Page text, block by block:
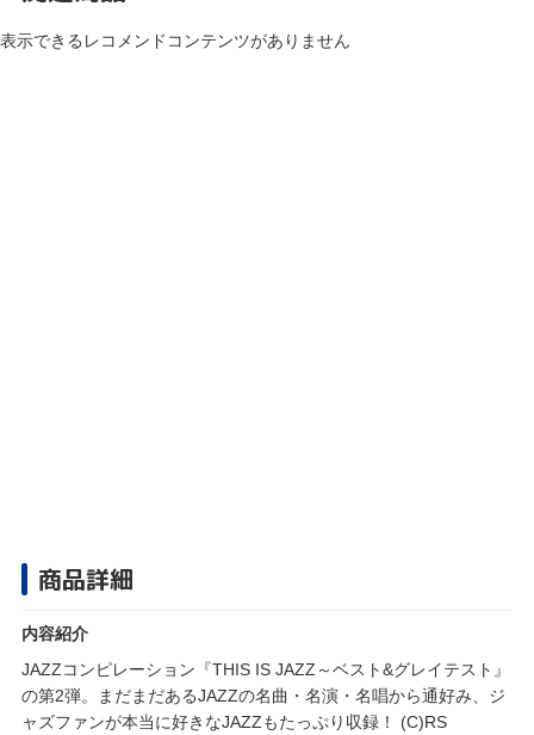
表示できるレコメンドコンテンツがありません
商品詳細
内容紹介
JAZZコンピレーション『THIS IS JAZZ～ベスト&グレイテスト』
の第2弾。まだまだあるJAZZの名曲・名演・名唱から通好み、ジ
ャズファンが本当に好きなJAZZもたっぷり収録！ (C)RS